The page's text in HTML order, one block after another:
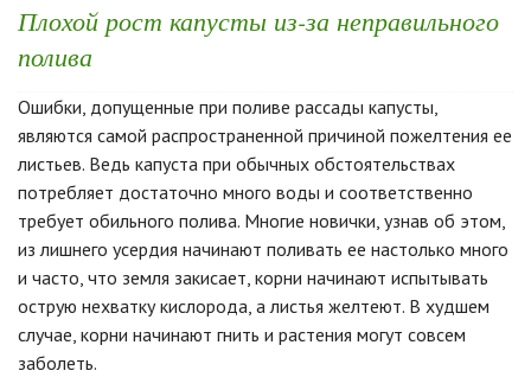
Плохой рост капусты из-за неправильного
полива
Ошибки, допущенные при поливе рассады капусты,
являются самой распространенной причиной пожелтения ее
листьев. Ведь капуста при обычных обстоятельствах
потребляет достаточно много воды и соответственно
требует обильного полива. Многие новички, узнав об этом,
из лишнего усердия начинают поливать ее настолько много
и часто, что земля закисает, корни начинают испытывать
острую нехватку кислорода, а листья желтеют. В худшем
случае, корни начинают гнить и растения могут совсем
заболеть.